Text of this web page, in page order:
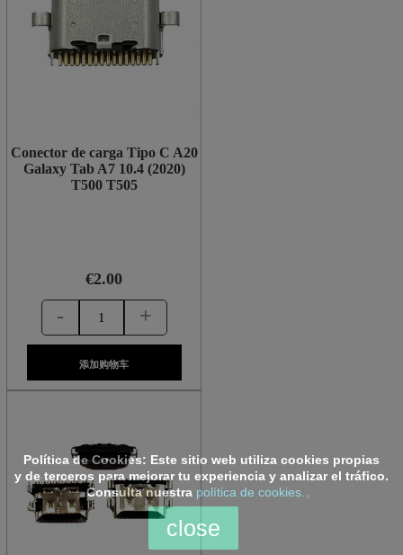
Conector de carga Tipo C A20
Galaxy Tab A7 10.4 (2020)
T500 T505
€2.00
- +
添加购物车
Política de Cookies: Este sitio web utiliza cookies propias
y de terceros para mejorar tu experiencia y analizar el tráfico.
Consulta nuestra política de cookies. 。
close